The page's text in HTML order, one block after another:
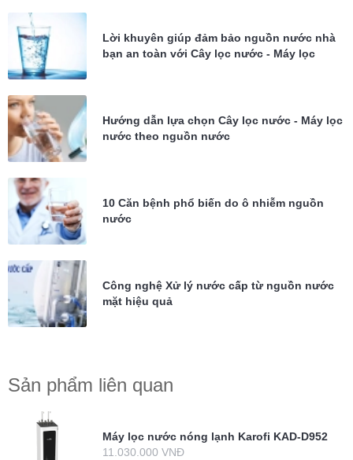
Lời khuyên giúp đảm bảo nguồn nước nhà
bạn an toàn với Cây lọc nước - Máy lọc
Hướng dẫn lựa chọn Cây lọc nước - Máy lọc
nước theo nguồn nước
10 Căn bệnh phổ biến do ô nhiễm nguồn
nước
Công nghệ Xử lý nước cấp từ nguồn nước
mặt hiệu quả
Sản phẩm liên quan
Máy lọc nước nóng lạnh Karofi KAD-D952
11.030.000 VNĐ